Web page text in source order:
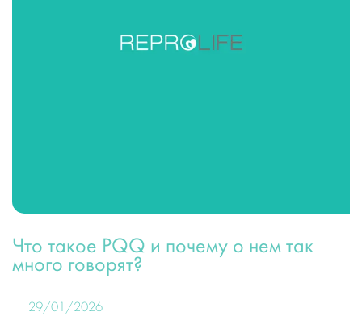
Что такое PQQ и почему о нем так
много говорят?
29/01/2026